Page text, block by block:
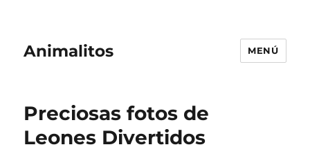
Animalitos MENÚ
Preciosas fotos de
Leones Divertidos